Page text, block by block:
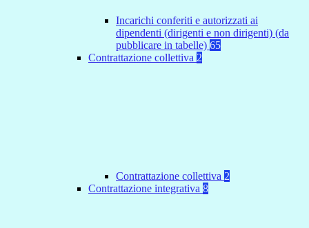
Incarichi conferiti e autorizzati ai
dipendenti (dirigenti e non dirigenti) (da
pubblicare in tabelle) 65
Contrattazione collettiva 2
Contrattazione collettiva 2
Contrattazione integrativa 8